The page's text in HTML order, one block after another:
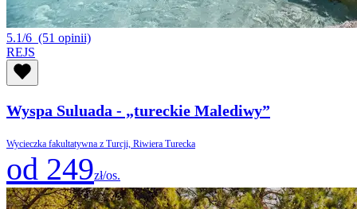
5.1/6 (51 opinii)
REJS
Wyspa Suluada - „tureckie Malediwy”
Wycieczka fakultatywna z Turcji, Riwiera Turecka
od 249zł/os.